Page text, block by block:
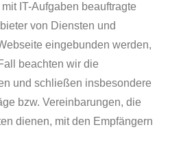
IT-Aufgaben beauftragte
von Diensten und
eingebunden werden,
beachten wir die
und schließen insbesondere
bzw. Vereinbarungen, die
dienen, mit den Empfängern